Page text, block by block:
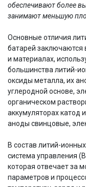
обеспечивают более
занимают меньшую
Основные отличия
батарей заключаются
и материалах,
большинства литий-
оксиды металла, их
углеродной основе,
органическом
аккумуляторах катод
аноды свинцовые,
В состав литий-
система управления
которая отвечает за
параметров и